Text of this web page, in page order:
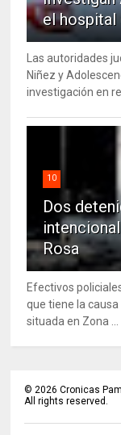
el hospital
Las autoridades
Niñez y
investigación en
10
Dos
Rosa
Efectivos
que tiene la
situada en Zona ...
© 2026 Cronicas
All rights reserved.